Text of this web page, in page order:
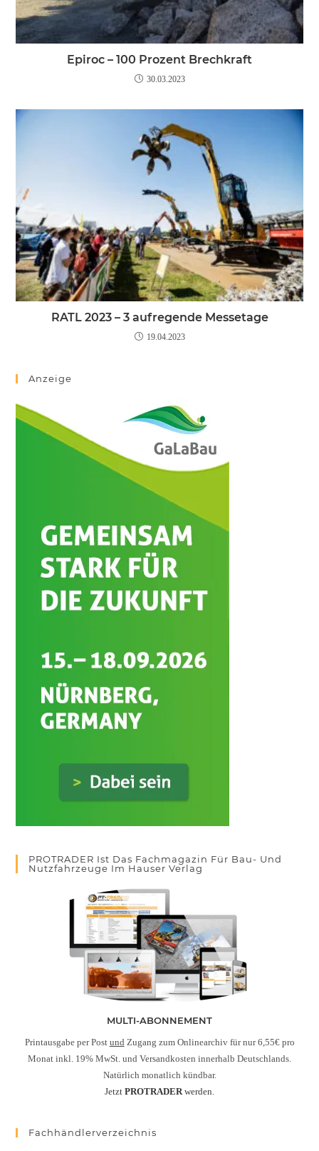
Epiroc – 100 Prozent Brechkraft
30.03.2023
RATL 2023 – 3 aufregende Messetage
19.04.2023
Anzeige
PROTRADER Ist Das Fachmagazin Für Bau- Und
Nutzfahrzeuge Im Hauser Verlag
MULTI-ABONNEMENT
Printausgabe per Post und Zugang zum Onlinearchiv für nur 6,55€ pro
Monat inkl. 19% MwSt. und Versandkosten innerhalb Deutschlands.
Natürlich monatlich kündbar.
Jetzt PROTRADERwerden.
Fachhändlerverzeichnis